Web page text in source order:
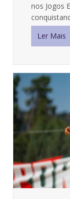
nos Jogos
Ler Mais